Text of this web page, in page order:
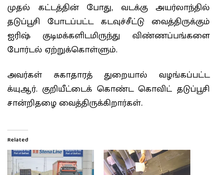
முதல் கட்டத்தின் போது, வடக்கு அயர்லாந்தில்
தடுப்பூசி போடப்பட்ட கடவுச்சீட்டு வைத்திருக்கும்
ஐரிஷ் குடிமக்களிடமிருந்து விண்ணப்பங்களை
போர்டல் ஏற்றுக்கொள்ளும்.
அவர்கள் சுகாதாரத் துறையால் வழங்கப்பட்ட
க்யுஆர். குறியீட்டைக் கொண்ட கொவிட் தடுப்பூசி
சான்றிதழை வைத்திருக்கிறார்கள்.
Related